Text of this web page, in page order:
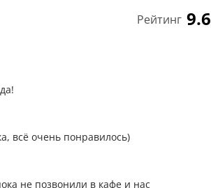
Рейтинг 9.6
всё очень понравилось)
не позвонили в кафе и нас